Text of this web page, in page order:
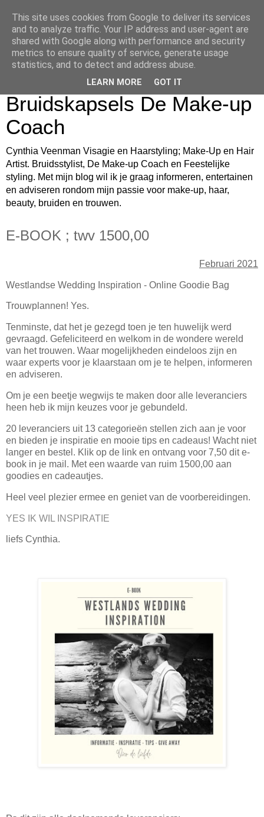
Cynthia Veenman Visagie
en Haarstyling Blog over
Bruidsmake-up
Bruidskapsels De Make-up
Coach
Cynthia Veenman Visagie en Haarstyling; Make-Up en Hair
Artist. Bruidsstylist, De Make-up Coach en Feestelijke
styling. Met mijn blog wil ik je graag informeren, entertainen
en adviseren rondom mijn passie voor make-up, haar,
beauty, bruiden en trouwen.
E-BOOK ; twv 1500,00
Februari 2021
Westlandse Wedding Inspiration - Online Goodie Bag
Trouwplannen! Yes.
Tenminste, dat het je gezegd toen je ten huwelijk werd
gevraagd. Gefeliciteerd en welkom in de wondere wereld
van het trouwen. Waar mogelijkheden eindeloos zijn en
waar experts voor je klaarstaan om je te helpen, informeren
en adviseren.
Om je een beetje wegwijs te maken door alle leveranciers
heen heb ik mijn keuzes voor je gebundeld.
20 leveranciers uit 13 categorieën stellen zich aan je voor
en bieden je inspiratie en mooie tips en cadeaus! Wacht niet
langer en bestel. Klik op de link en ontvang voor 7,50 dit e-
book in je mail. Met een waarde van ruim 1500,00 aan
goodies en cadeautjes.
Heel veel plezier ermee en geniet van de voorbereidingen.
YES IK WIL INSPIRATIE
liefs Cynthia.
This site uses cookies from Google to deliver its services
and to analyze traffic. Your IP address and user-agent are
shared with Google along with performance and security
metrics to ensure quality of service, generate usage
statistics, and to detect and address abuse.
LEARN MORE GOT IT